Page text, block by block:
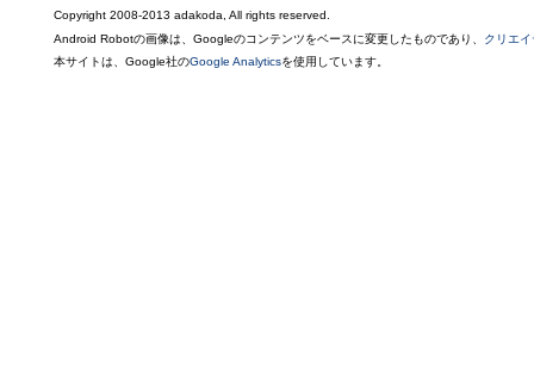
Copyright 2008-2013 adakoda, All rights reserved.
Android Robotの画像は、Googleのコンテンツをベースに変更したものであり、 クリエ
本サイトは、Google社のGoogle Analyticsを使用しています。